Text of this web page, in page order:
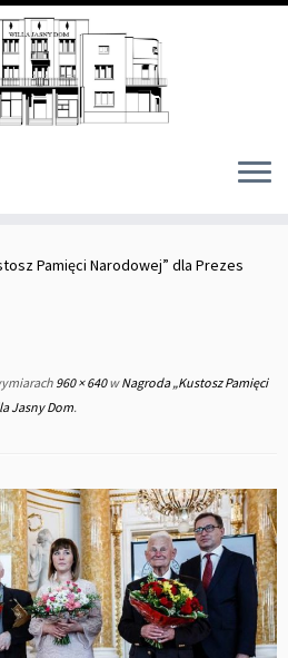
Pamięci Narodowej” dla Prezes
960 × 640wNagroda „Kustosz Pamięci
Jasny Dom.